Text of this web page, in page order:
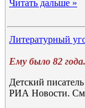
Читать дальше »
Литературный
Ему было 82 года.
Детский
РИА Новости.